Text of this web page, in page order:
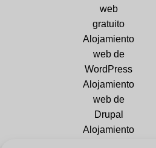
web
gratuito
Alojamiento
web de
WordPress
Alojamiento
web de
Drupal
Alojamiento